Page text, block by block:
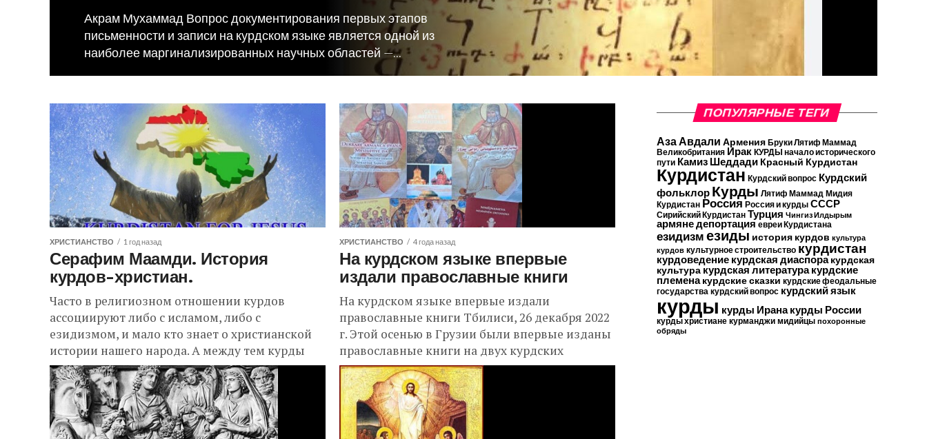
Акрам Мухаммад Вопрос документирования первых этапов
письменности и записи на курдском языке является одной из
наиболее маргинализированных научных областей —...
ХРИСТИАНСТВО 1 год назад
Серафим Маамди. История
курдов-христиан.
Часто в религиозном отношении курдов
ассоциируют либо с исламом, либо с
езидизмом, и мало кто знает о христианской
истории нашего народа. А между тем курды
принадлежат...
ХРИСТИАНСТВО 4 года назад
На курдском языке впервые
издали православные книги
На курдском языке впервые издали
православные книги Тбилиси, 26 декабря 2022
г. Этой осенью в Грузии были впервые изданы
православные книги на двух курдских
диалектах: курманджи...
ПОПУЛЯРНЫЕ ТЕГИ
Аза Авдали Армения Бруки Лятиф Маммад
Великобритания Ирак КУРДЫ начало исторического
пути Камиз Шеддади Красный Курдистан
Курдистан Курдский вопрос Курдский
фольклор Курды Лятиф Маммад Мидия
Курдистан Россия Россия и курды СССР
Сирийский Курдистан Турция Чингиз Илдырым
армянедепортация евреи Курдистана
езидизмезиды история курдов культура
курдов культурное строительство курдистан
курдоведение курдская диаспора курдская
культура курдская литература курдские
племена курдские сказки курдские феодальные
государства курдский вопрос курдский язык
курды курды Ирана курды России
курды христиане курманджи мидийцы похоронные
обряды